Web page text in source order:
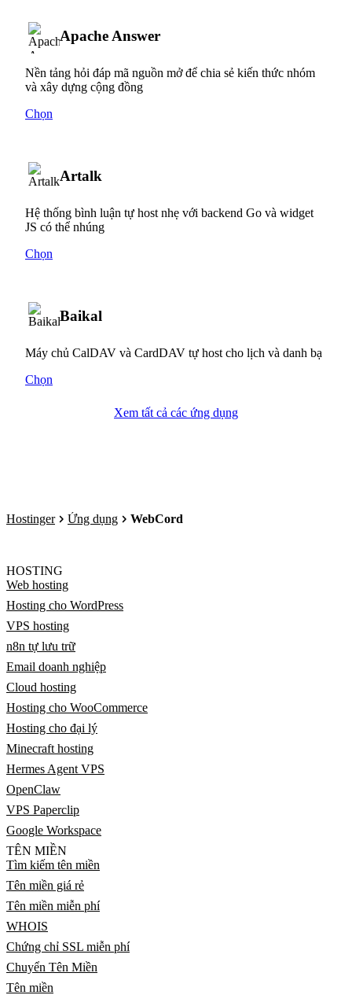
Apache Answer
Nền tảng hỏi đáp mã nguồn mở để chia sẻ kiến thức nhóm
và xây dựng cộng đồng
Chọn
Artalk
Hệ thống bình luận tự host nhẹ với backend Go và widget
JS có thể nhúng
Chọn
Baikal
Máy chủ CalDAV và CardDAV tự host cho lịch và danh bạ
Chọn
Xem tất cả các ứng dụng
Hostinger Ứng dụng WebCord
HOSTING
Web hosting
Hosting cho WordPress
VPS hosting
n8n tự lưu trữ
Email doanh nghiệp
Cloud hosting
Hosting cho WooCommerce
Hosting cho đại lý
Minecraft hosting
Hermes Agent VPS
OpenClaw
VPS Paperclip
Google Workspace
TÊN MIỀN
Tìm kiếm tên miền
Tên miền giá rẻ
Tên miền miễn phí
WHOIS
Chứng chỉ SSL miễn phí
Chuyển Tên Miền
Tên miền